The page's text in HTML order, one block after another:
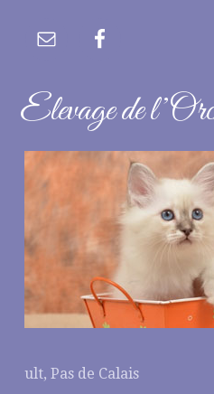
Elevage de
ult, Pas de Calais